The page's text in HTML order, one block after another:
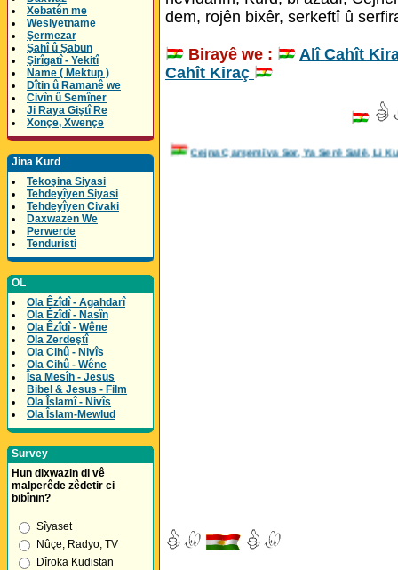
Xebatên me
Wesiyetname
Şermezar
Şahî û Şabun
Şirîgatî - Yekitî
Name ( Mektup )
Dîtin û Ramanê we
Civîn û Semîner
Ji Raya Giştî Re
Xonçe, Xwençe
Jina Kurd
Tekoşina Siyasi
Tehdeyîyen Siyasi
Tehdeyîyen Civaki
Daxwazen We
Perwerde
Tenduristi
OL
Ola Êzîdî - Agahdarî
Ola Êzîdî - Nasîn
Ola Êzîdî - Wêne
Ola Zerdeştî
Ola Cihû - Nivîs
Ola Cihû - Wêne
Îsa Mesîh - Jesus
Bibel & Jesus - Film
Ola Îslamî - Nivîs
Ola Îslam-Mewlud
Survey
Hun dixwazin di vê
malperêde zêdetir ci
bibînin?
Sîyaset
Nûçe, Radyo, TV
Dîroka Kudistan
dem, rojên bixêr, serkeftî û
Birayê we :
Alî Cahît
Cahît Kiraç
Cejna Çarşemîya Sor, Ya Serê Salê,